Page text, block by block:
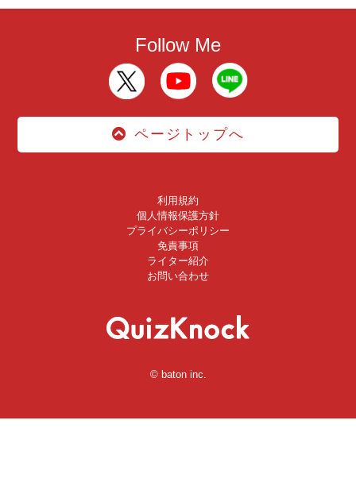
Follow Me
ページトップへ
利用規約
個人情報保護方針
プライバシーポリシー
免責事項
ライター紹介
お問い合わせ
© baton inc.